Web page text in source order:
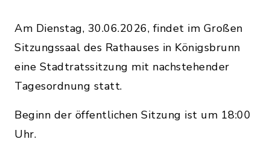
Am Dienstag, 30.06.2026, findet im Großen
Sitzungssaal des Rathauses in Königsbrunn
eine Stadtratssitzung mit nachstehender
Tagesordnung statt.
Beginn der öffentlichen Sitzung ist um 18:00
Uhr.